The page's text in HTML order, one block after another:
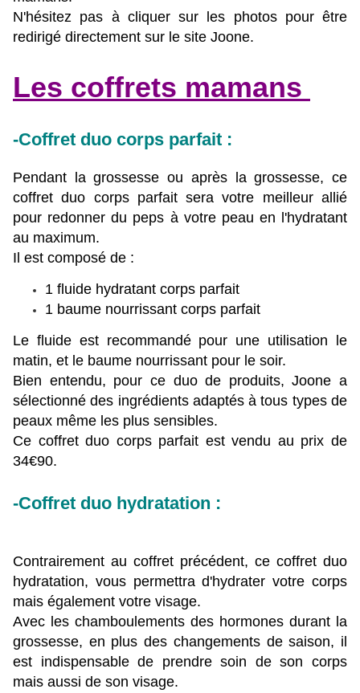
N'hésitez pas à cliquer sur les photos pour être
redirigé directement sur le site Joone.
Les coffrets mamans
-Coffret duo corps parfait :
Pendant la grossesse ou après la grossesse, ce
coffret duo corps parfait sera votre meilleur allié
pour redonner du peps à votre peau en l'hydratant
au maximum.
Il est composé de :
1 fluide hydratant corps parfait
1 baume nourrissant corps parfait
Le fluide est recommandé pour une utilisation le
matin, et le baume nourrissant pour le soir.
Bien entendu, pour ce duo de produits, Joone a
sélectionné des ingrédients adaptés à tous types de
peaux même les plus sensibles.
Ce coffret duo corps parfait est vendu au prix de
34€90.
-Coffret duo hydratation :
Contrairement au coffret précédent, ce coffret duo
hydratation, vous permettra d'hydrater votre corps
mais également votre visage.
Avec les chamboulements des hormones durant la
grossesse, en plus des changements de saison, il
est indispensable de prendre soin de son corps
mais aussi de son visage.